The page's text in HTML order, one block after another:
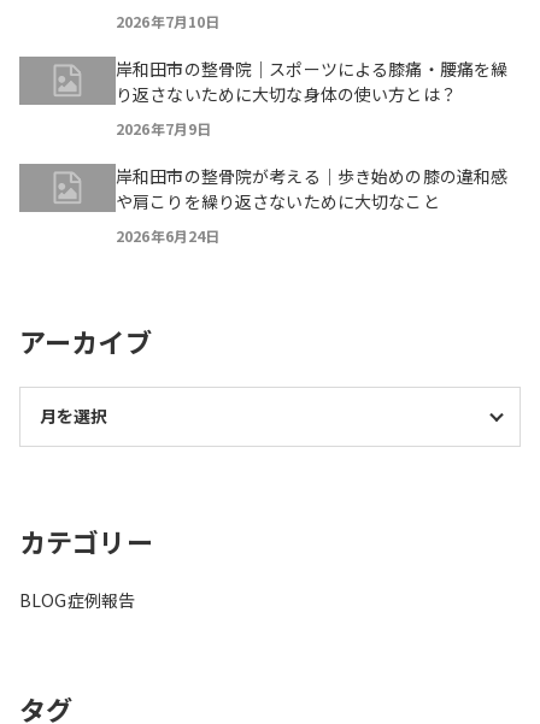
2026年7月10日
岸和田市の整骨院｜スポーツによる膝痛・腰痛を繰
り返さないために大切な身体の使い方とは？
2026年7月9日
岸和田市の整骨院が考える｜歩き始めの膝の違和感
や肩こりを繰り返さないために大切なこと
2026年6月24日
アーカイブ
カテゴリー
BLOG症例報告
タグ